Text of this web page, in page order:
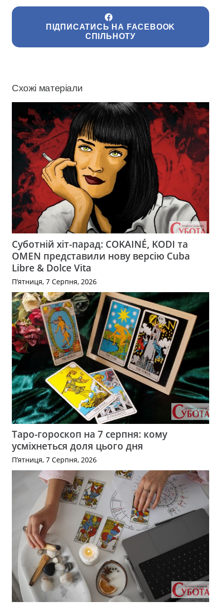
ПІДПИСАТИСЬ НА FACEBOOK
СПІЛЬНОТУ
Схожі матеріали
Суботній хіт-парад: COKAINÉ, KODI та
OMEN представили нову версію Cuba
Libre & Dolce Vita
П’ятниця, 7 Серпня, 2026
Таро-гороскоп на 7 серпня: кому
усміхнеться доля цього дня
П’ятниця, 7 Серпня, 2026